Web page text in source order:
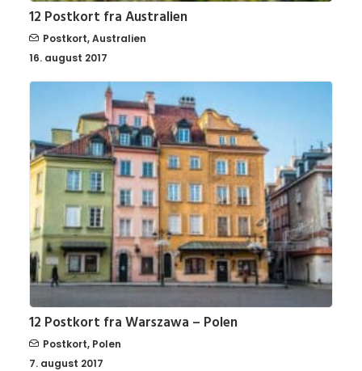
12 Postkort fra Australien
Postkort,Australien
16. august 2017
12 Postkort fra Warszawa – Polen
Postkort, Polen
7. august 2017